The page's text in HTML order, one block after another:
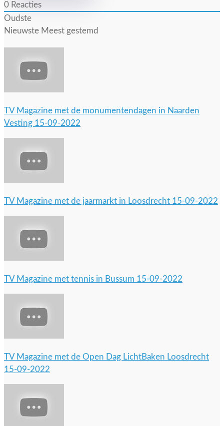
0 Reacties
Oudste
Nieuwste Meest gestemd
TV Magazine met de monumentendagen in Naarden
Vesting 15-09-2022
TV Magazine met de jaarmarkt in Loosdrecht 15-09-2022
TV Magazine met tennis in Bussum 15-09-2022
TV Magazine met de Open Dag LichtBaken Loosdrecht
15-09-2022